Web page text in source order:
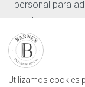
personal para
productos y
Acepto
International.
Al hacer clic en
Nuestras
Solicitar
Contáctenos
Inicio de sesión
Utilizamos cookies